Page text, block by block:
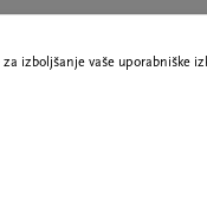
izboljšanje vaše uporabniške